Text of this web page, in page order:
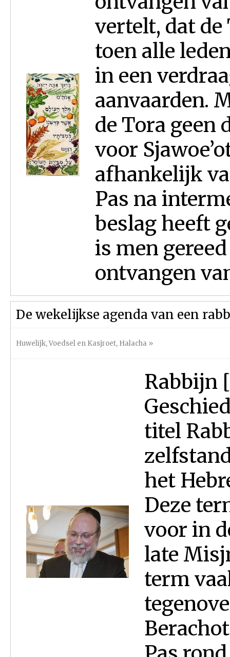
vertelt, dat de
toen alle
in een
aanvaarden.
de Tora geen
voor
afhankelijk
Pas na
beslag heeft
is men
ontvangen
De wekelijkse agenda van een
Huwelijk,Voedsel en Kasjroet, Halacha »
Rabbijn
titel
het
Deze
voor in
late
term